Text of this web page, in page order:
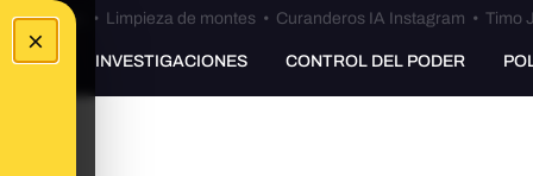
×
Bulos Ceuta • Limpieza de montes• Curanderos IA Instagram • Timo
INVESTIGACIONES CONTROL DEL PODER